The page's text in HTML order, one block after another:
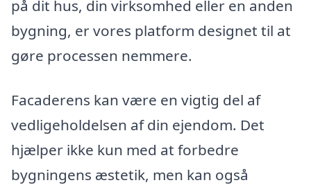
på dit hus, din virksomhed eller en anden
bygning, er vores platform designet til at
gøre processen nemmere.
Facaderens kan være en vigtig del af
vedligeholdelsen af din ejendom. Det
hjælper ikke kun med at forbedre
bygningens æstetik, men kan også